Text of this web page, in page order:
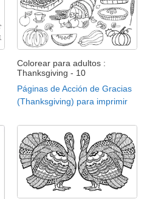
Colorear para adultos :
Thanksgiving - 10
Páginas de Acción de Gracias
(Thanksgiving) para imprimir